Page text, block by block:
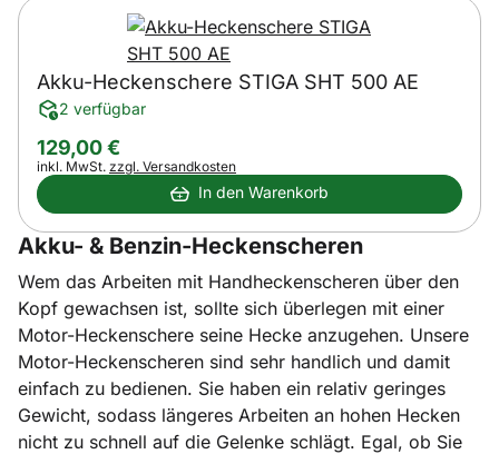
Akku-Heckenschere STIGA SHT 500 AE
2 verfügbar
129,00€
Steuerhinweis:
inkl. MwSt. zzgl. Versandkosten
In den Warenkorb
Akku- & Benzin-Heckenscheren
Wem das Arbeiten mit Handheckenscheren über den
Kopf gewachsen ist, sollte sich überlegen mit einer
Motor-Heckenschere seine Hecke anzugehen. Unsere
Motor-Heckenscheren sind sehr handlich und damit
einfach zu bedienen. Sie haben ein relativ geringes
Gewicht, sodass längeres Arbeiten an hohen Hecken
nicht zu schnell auf die Gelenke schlägt. Egal, ob Sie